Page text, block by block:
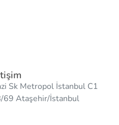
Sk Metropol İstanbul C1
69 Ataşehir/İstanbul